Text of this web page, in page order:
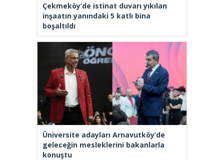
Çekmeköy’de istinat duvarı yıkılan
inşaatın yanındaki 5 katlı bina
boşaltıldı
Üniversite adayları Arnavutköy’de
geleceğin mesleklerini bakanlarla
konuştu